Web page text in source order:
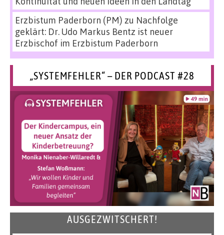
Erzbistum Paderborn (PM) zu Nachfolge
geklärt: Dr. Udo Markus Bentz ist neuer
Erzbischof im Erzbistum Paderborn
„SYSTEMFEHLER“ – DER PODCAST #28
AUSGEZWITSCHERT!